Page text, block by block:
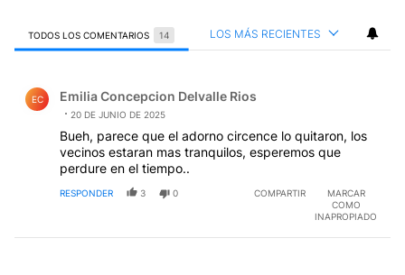
TODOS LOS COMENTARIOS 14 LOS MÁS RECIENTES
EC Emilia Concepcion Delvalle Rios
20 DE JUNIO DE 2025
Bueh, parece que el adorno circence lo quitaron, los
vecinos estaran mas tranquilos, esperemos que
perdure en el tiempo..
RESPONDER 3 0 COMPARTIR
MARCAR
COMO
INAPROPIADO